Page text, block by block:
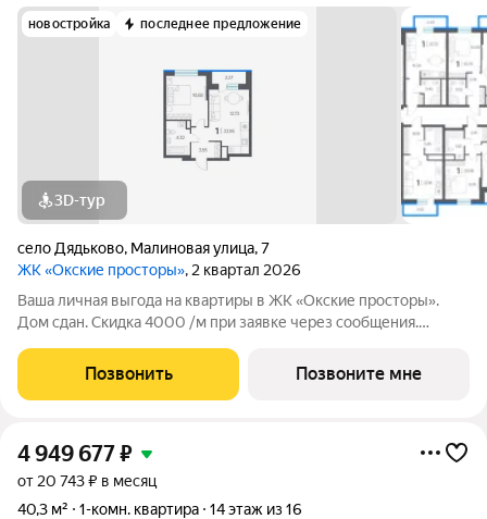
новостройка последнее предложение
3D-тур
село Дядьково, Малиновая улица,7
ЖК «Окские просторы», 2 квартал 2026
Ваша личная выгода на квартиры в ЖК «Окские просторы».
Дом сдан. Скидка 4000 /м при заявке через сообщения.
на весь срок и льготная ипотека под 9,9% для всех.
Мгновенный выкуп вашей квартиры
Позвонить Позвоните мне
4 949 677₽
от 20 743 ₽ в месяц
40,3 м²
1-комн. квартира 14 этаж из 16